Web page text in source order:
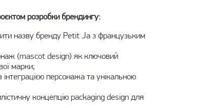
розробки брендингу:
назву бренду Petit Ja з французьким
(mascot design) як ключовий
марки;
персонажа та унікальною
концепцію packaging design для